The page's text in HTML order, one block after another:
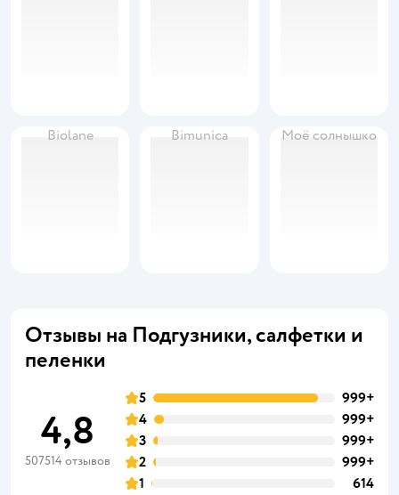
Biolane Bimunica Моё солнышко
Отзывы на Подгузники, салфетки и
пеленки
4,8
507514 отзывов
5
999+
4
999+
3
999+
2
999+
1
614